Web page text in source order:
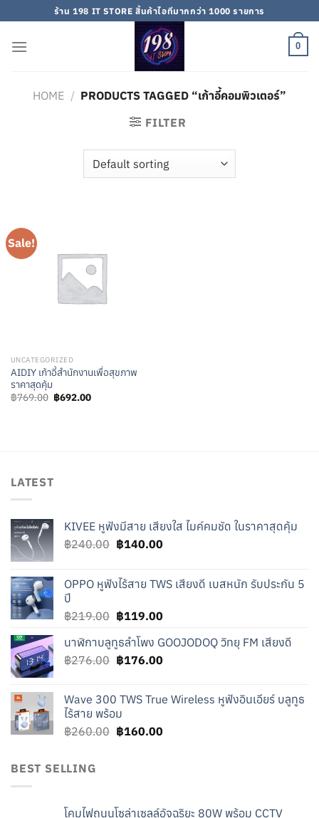
to
content
ร้าน 198 IT STORE สิ้นค้าไอทีมากกว่า 1000 รายการ
0
HOME / PRODUCTS TAGGED “เก้าอี้คอมพิวเตอร์”
FILTER
Sale!
UNCATEGORIZED
AIDIY เก้าอี้สำนักงานเพื่อสุขภาพ
ราคาสุดคุ้ม
฿769.00 Original
price
฿692.00Current
LATEST
KIVEE หูฟังมีสาย เสียงใส ไมค์คมชัด ในราคาสุดคุ้ม
฿240.00 Original
฿240.00.
฿140.00Current
฿140.00.
OPPO หูฟังไร้สาย TWS เสียงดี เบสหนัก รับประกัน 5
ปี
฿219.00 Original
was:
฿219.00.
฿119.00Current
is:
฿119.00.
นาฬิกาบลูทูธลำโพง GOOJODOQ วิทยุ FM เสียงดี
฿276.00 Original
฿276.00.
฿176.00Current
฿176.00.
Wave 300 TWS True Wireless หูฟังอินเอียร์ บลูทูธ
ไร้สาย พร้อม
฿260.00 Original
฿160.00Current
BEST SELLING
โคมไฟถนนโซล่าเซลล์อัจฉริยะ 80W พร้อม CCTV